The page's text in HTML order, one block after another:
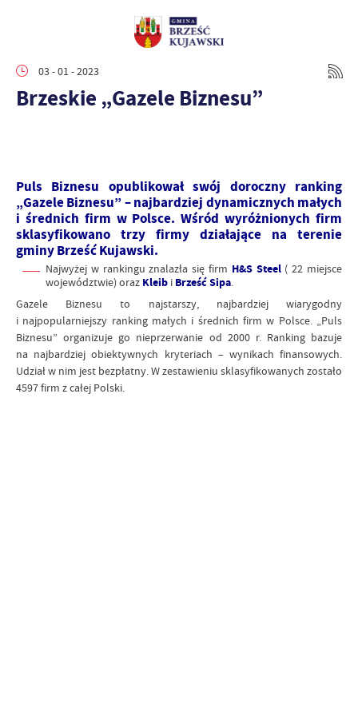
03 - 01 - 2023
Brzeskie „Gazele Biznesu”
Puls Biznesu opublikował swój doroczny ranking
„Gazele Biznesu” – najbardziej dynamicznych małych
i średnich firm w Polsce. Wśród wyróżnionych firm
sklasyfikowano trzy firmy działające na terenie
gminy Brześć Kujawski.
Najwyżej w rankingu znalazła się firm H&S Steel( 22 miejsce
województwie) oraz Kleib i Brześć Sipa.
Gazele Biznesu to najstarszy, najbardziej wiarygodny
i najpopularniejszy ranking małych i średnich firm w Polsce. „Puls
Biznesu” organizuje go nieprzerwanie od 2000 r. Ranking bazuje
na najbardziej obiektywnych kryteriach – wynikach finansowych.
Udział w nim jest bezpłatny. W zestawieniu sklasyfikowanych zostało
4597 firm z całej Polski.